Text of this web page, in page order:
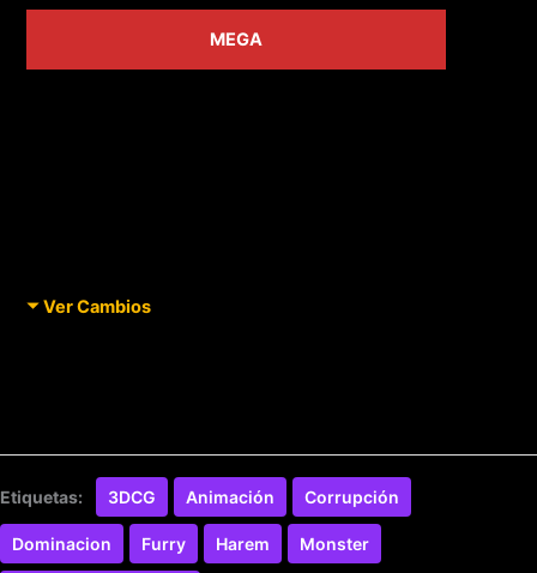
MEGA
Ver Cambios
Etiquetas: 3DCG Animación Corrupción
Dominacion Furry Harem Monster